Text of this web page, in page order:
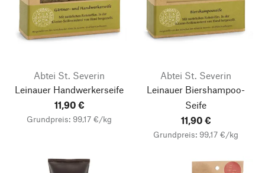
Abtei St. Severin
Leinauer Handwerkerseife
11,90 €
Grundpreis: 99,17 €/kg
Abtei St. Severin
Leinauer Biershampoo-
Seife
11,90 €
Grundpreis: 99,17 €/kg